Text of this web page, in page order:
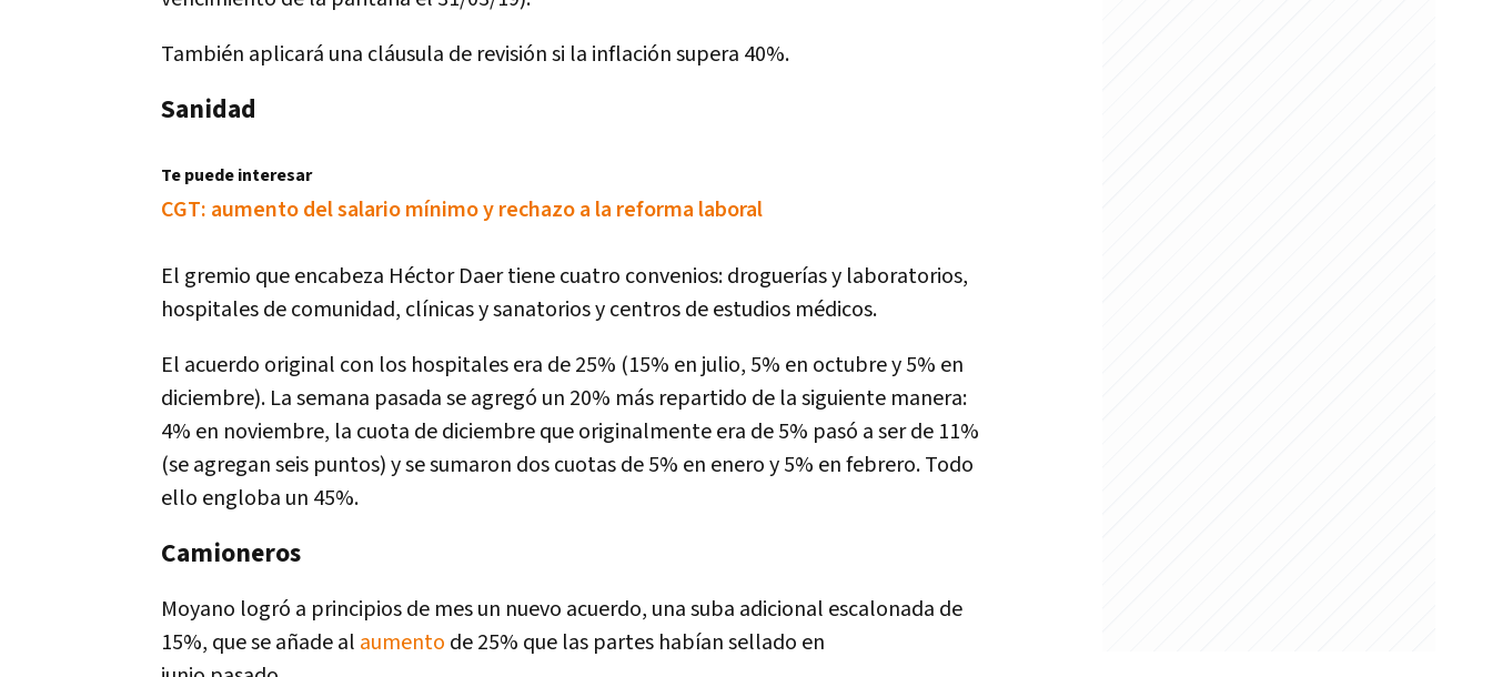
También aplicará una cláusula de revisión si la inflación supera 40%.
Sanidad
Te puede interesar
CGT: aumento del salario mínimo y rechazo a la reforma laboral
El gremio que encabeza Héctor Daer tiene cuatro convenios: droguerías y laboratorios,
hospitales de comunidad, clínicas y sanatorios y centros de estudios médicos.
El acuerdo original con los hospitales era de 25% (15% en julio, 5% en octubre y 5% en
diciembre). La semana pasada se agregó un 20% más repartido de la siguiente manera:
4% en noviembre, la cuota de diciembre que originalmente era de 5% pasó a ser de 11%
(se agregan seis puntos) y se sumaron dos cuotas de 5% en enero y 5% en febrero. Todo
ello engloba un 45%.
Camioneros
Moyano logró a principios de mes un nuevo acuerdo, una suba adicional escalonada de
15%, que se añade al aumento de 25% que las partes habían sellado en